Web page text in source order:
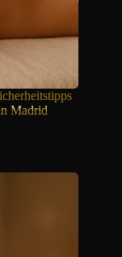
Madrid